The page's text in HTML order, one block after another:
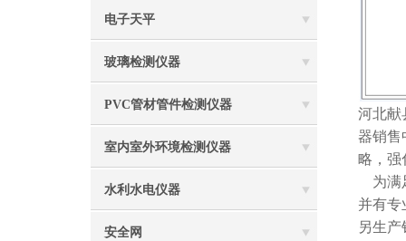
电子天平
玻璃检测仪器
PVC管材管件检测仪器
室内室外环境检测仪器
水利水电仪器
安全网
河北献
器销售
略，强
为满
并有专
另生产